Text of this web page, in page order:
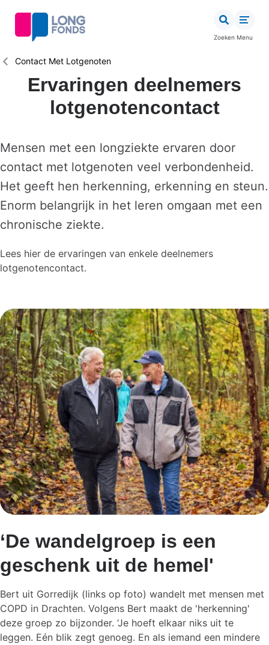
inhoud
Zoeken Menu
Kruimelpad
Contact Met Lotgenoten
Ervaringen deelnemers
lotgenotencontact
Mensen met een longziekte ervaren door
contact met lotgenoten veel verbondenheid.
Het geeft hen herkenning, erkenning en steun.
Enorm belangrijk in het leren omgaan met een
chronische ziekte.
Lees hier de ervaringen van enkele deelnemers
lotgenotencontact.
‘De wandelgroep is een
geschenk uit de hemel'
Bert uit Gorredijk (links op foto) wandelt met mensen met
COPD in Drachten. Volgens Bert maakt de 'herkenning'
deze groep zo bijzonder. ‘Je hoeft elkaar niks uit te
leggen. Eén blik zegt genoeg. En als iemand een mindere